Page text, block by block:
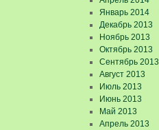
Январь 2014
Декабрь 2013
Ноябрь 2013
Октябрь 2013
Сентябрь 2013
Август 2013
Июль 2013
Июнь 2013
Май 2013
Апрель 2013